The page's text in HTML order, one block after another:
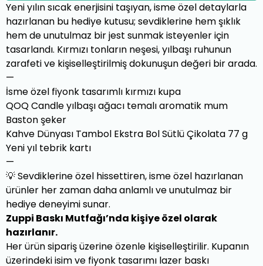
Yeni yılın sıcak enerjisini taşıyan, isme özel detaylarla
hazırlanan bu hediye kutusu; sevdiklerine hem şıklık
hem de unutulmaz bir jest sunmak isteyenler için
tasarlandı. Kırmızı tonların neşesi, yılbaşı ruhunun
zarafeti ve kişiselleştirilmiş dokunuşun değeri bir arada.
—
İsme özel fiyonk tasarımlı kırmızı kupa
QOQ Candle yılbaşı ağacı temalı aromatik mum
Baston şeker
Kahve Dünyası Tambol Ekstra Bol Sütlü Çikolata 77 g
Yeni yıl tebrik kartı
—
💡 Sevdiklerine özel hissettiren, isme özel hazırlanan
ürünler her zaman daha anlamlı ve unutulmaz bir
hediye deneyimi sunar.
Zuppi Baskı Mutfağı’nda kişiye özel olarak
hazırlanır.
Her ürün sipariş üzerine özenle kişiselleştirilir. Kupanın
üzerindeki isim ve fiyonk tasarımı lazer baskı